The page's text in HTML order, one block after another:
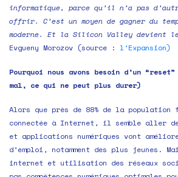
informatique, parce qu’il n’a pas
offrir. C’est un moyen de gagner du
moderne. Et la Silicon Valley devient le
Evgueny Morozov (source : l’Expansion)
Pourquoi nous avons besoin d’un
mal, ce qui ne peut plus durer)
Alors que près de 88% de la population
connectée à Internet, il semble aller
et applications numériques vont
d’emploi, notamment des plus jeunes.
internet et utilisation des réseaux